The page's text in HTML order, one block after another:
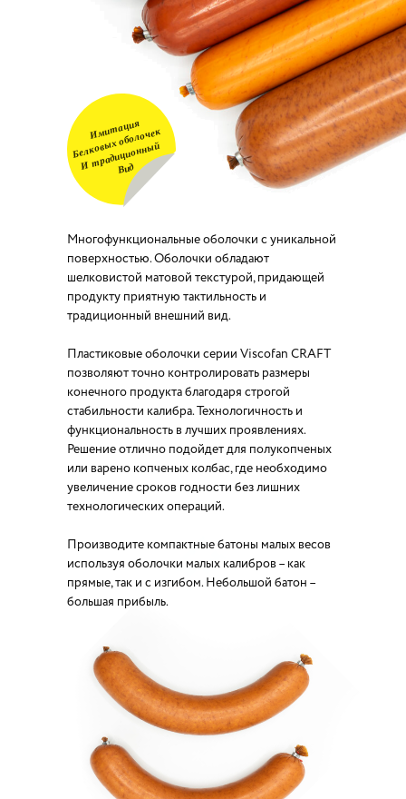
Многофункциональные оболочки с уникальной
поверхностью. Оболочки обладают
шелковистой матовой текстурой, придающей
продукту приятную тактильность и
традиционный внешний вид.
Пластиковые оболочки серии Viscofan CRAFT
позволяют точно контролировать размеры
конечного продукта благодаря строгой
стабильности калибра. Технологичность и
функциональность в лучших проявлениях.
Решение отлично подойдет для полукопченых
или варено копченых колбас, где необходимо
увеличение сроков годности без лишних
технологических операций.
Производите компактные батоны малых весов
используя оболочки малых калибров – как
прямые, так и с изгибом. Небольшой батон –
большая прибыль.